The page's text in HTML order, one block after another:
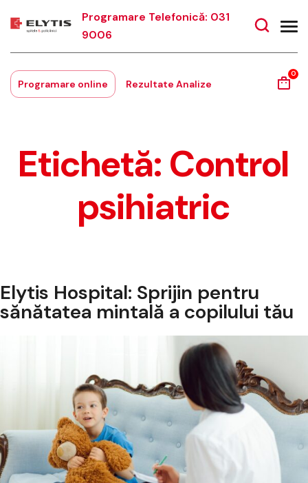
Programare Telefonică: 031
9006
Programare online Rezultate Analize
0
Etichetă: Control
psihiatric
Elytis Hospital: Sprijin pentru
sănătatea mintală a copilului tău